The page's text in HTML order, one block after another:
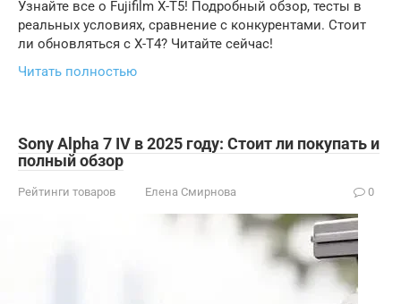
Узнайте все о Fujifilm X-T5! Подробный обзор, тесты в
реальных условиях, сравнение с конкурентами. Стоит
ли обновляться с X-T4? Читайте сейчас!
Читать полностью
Sony Alpha 7 IV в 2025 году: Стоит ли покупать и
полный обзор
Рейтинги товаров Елена Смирнова 0